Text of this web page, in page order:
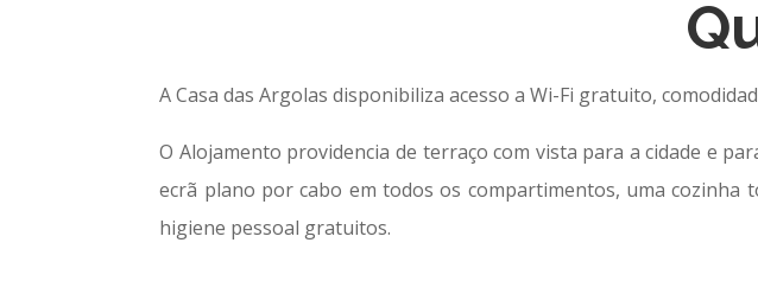
A Casa das Argolas disponibiliza acesso a Wi-Fi gratuito,
O Alojamento providencia de terraço com vista para a cidade e
ecrã plano por cabo em todos os compartimentos, uma cozinha
higiene pessoal gratuitos.